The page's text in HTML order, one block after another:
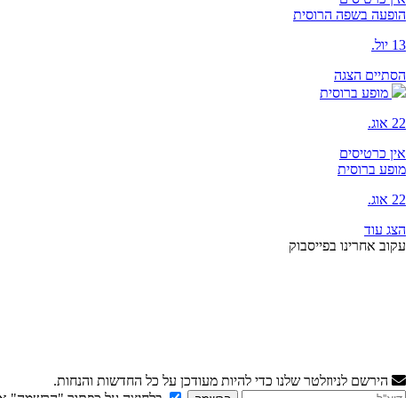
הופעה בשפה הרוסית
13 יול.
הסתיים הצגה
מופע ברוסית
22 אוג.
אין כרטיסים
מופע ברוסית
22 אוג.
הצג עוד
עקוב אחרינו בפייסבוק
הירשם לניוזלטר שלנו כדי להיות מעודכן על כל החדשות והנחות.